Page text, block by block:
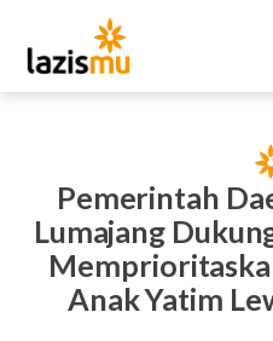
Pemerintah
Lumajang
Anak Yatim